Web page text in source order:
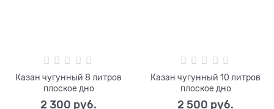
Казан чугунный 8 литров
плоское дно
2 300 руб.
Казан чугунный 10 литров
плоское дно
2 500 руб.